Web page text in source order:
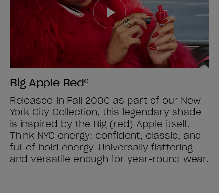
Big Apple Red®
Released in Fall 2000 as part of our New
York City Collection, this legendary shade
is inspired by the Big (red) Apple itself.
Think NYC energy: confident, classic, and
full of bold energy. Universally flattering
and versatile enough for year-round wear.